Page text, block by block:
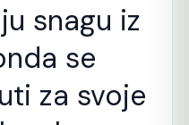
snagu iz
se
za svoje